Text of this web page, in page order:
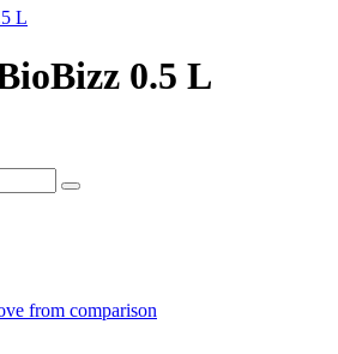
0.5 L
from comparison